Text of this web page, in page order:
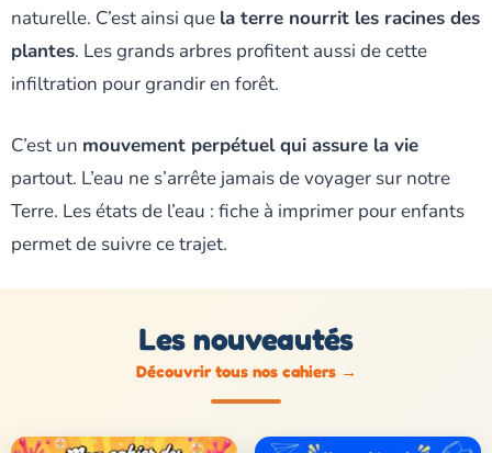
naturelle. C’est ainsi que la terre nourrit les racines des
plantes. Les grands arbres profitent aussi de cette
infiltration pour grandir en forêt.
C’est un mouvement perpétuel qui assure la vie
partout. L’eau ne s’arrête jamais de voyager sur notre
Terre. Les états de l’eau : fiche à imprimer pour enfants
permet de suivre ce trajet.
Les nouveautés
Découvrir tous nos cahiers →